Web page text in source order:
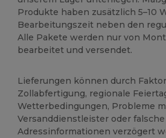
Produkte haben zusätzlich 5–10
Bearbeitungszeit neben den
Alle Pakete werden nur von
bearbeitet und versendet.
Lieferungen können durch
Zollabfertigung, regionale
Wetterbedingungen, Probleme
Versanddienstleister oder falsche
Adressinformationen verzögert